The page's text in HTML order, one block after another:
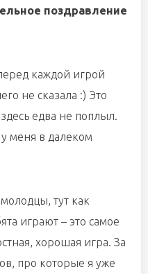
поздравление
каждой игрой
не сказала :) Это
едва не поплыл.
меня в далеком
тут как
играют – это самое
хорошая игра. За
про которые я уже